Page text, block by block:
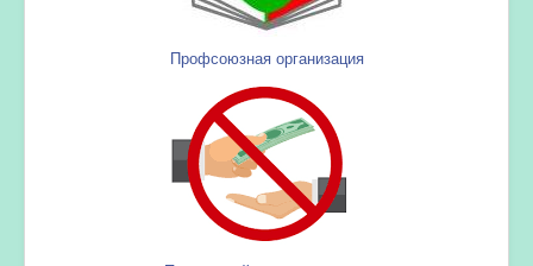
Профсоюзная организация